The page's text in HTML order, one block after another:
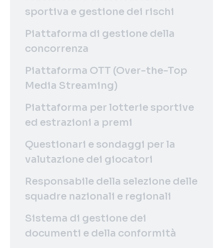
sportiva e gestione dei rischi
Piattaforma di gestione della
concorrenza
Piattaforma OTT (Over-the-Top
Media Streaming)
Piattaforma per lotterie sportive
ed estrazioni a premi
Questionari e sondaggi per la
valutazione dei giocatori
Responsabile della selezione delle
squadre nazionali e regionali
Sistema di gestione dei
documenti e della conformità